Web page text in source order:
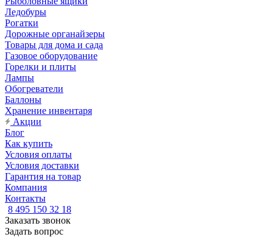
Ледобуры
Рогатки
Дорожные органайзеры
Товары для дома и сада
Газовое оборудование
Горелки и плиты
Лампы
Обогреватели
Баллоны
Хранение инвентаря
Акции
Блог
Как купить
Условия оплаты
Условия доставки
Гарантия на товар
Компания
Контакты
8 495 150 32 18
Заказать звонок
Задать вопрос